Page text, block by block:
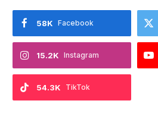
Facebook
58K
Instagram
15.2K
TikTok
54.3K